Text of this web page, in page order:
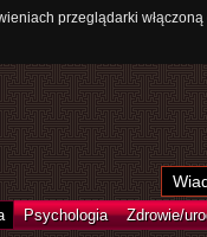
przeglądarki
Psychologia Zdrowie/